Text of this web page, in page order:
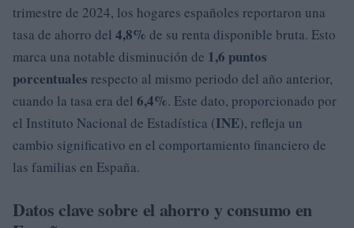
trimestre de 2024, los hogares españoles reportaron una
tasa de ahorro del 4,8% de su renta disponible bruta. Esto
marca una notable disminución de 1,6 puntos
porcentuales respecto al mismo periodo del año anterior,
cuando la tasa era del 6,4%. Este dato, proporcionado por
el Instituto Nacional de Estadística (INE), refleja un
cambio significativo en el comportamiento financiero de
las familias en España.
Datos clave sobre el ahorro y consumo en